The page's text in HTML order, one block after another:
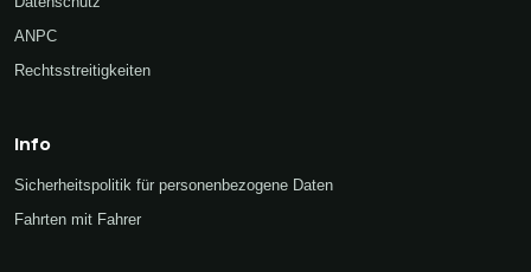
ANPC
Rechtsstreitigkeiten
Info
Sicherheitspolitik für personenbezogene Daten
Fahrten mit Fahrer